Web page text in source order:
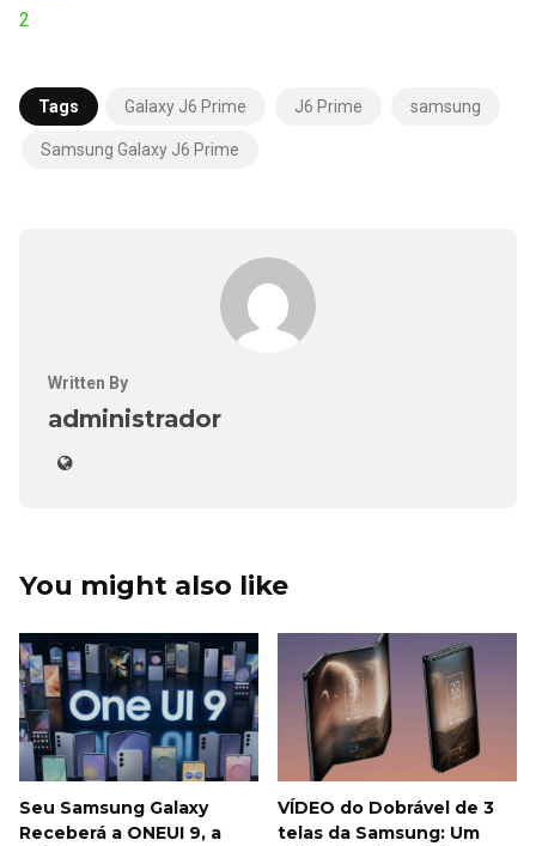
2
Tags Galaxy J6 Prime J6 Prime samsung
Samsung Galaxy J6 Prime
Written By
administrador
You might also like
Seu Samsung Galaxy
Receberá a ONEUI 9, a
VÍDEO do Dobrável de 3
telas da Samsung: Um